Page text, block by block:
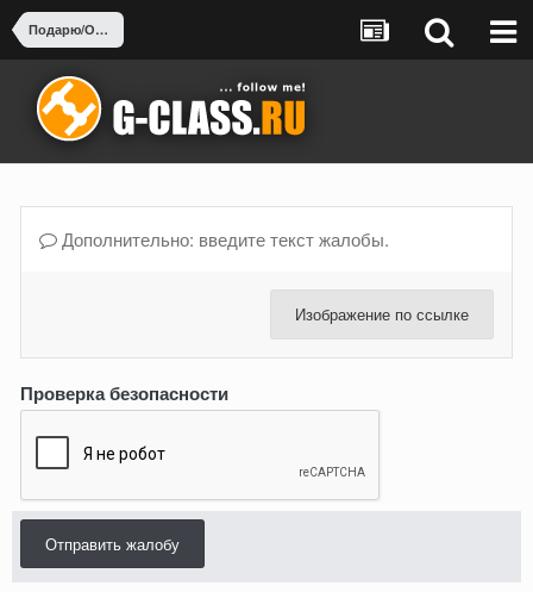
Подарю/Отдам за пиво-воды
Дополнительно: введите текст жалобы.
Изображение по ссылке
Проверка безопасности
Отправить жалобу